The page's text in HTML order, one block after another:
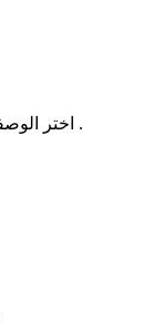
اختر الوصفات التي سوف تجعل قائمة طعامك مربحة أكثر .